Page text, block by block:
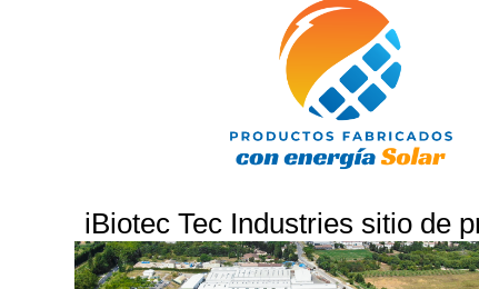
iBiotec Tec Industries sitio de